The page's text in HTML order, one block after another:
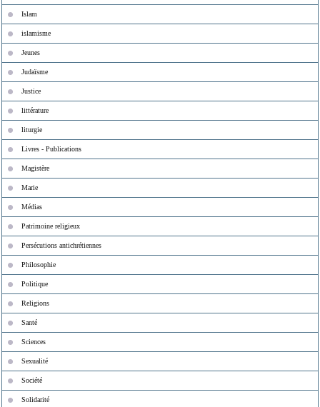
Islam
islamisme
Jeunes
Judaïsme
Justice
littérature
liturgie
Livres - Publications
Magistère
Marie
Médias
Patrimoine religieux
Persécutions antichrétiennes
Philosophie
Politique
Religions
Santé
Sciences
Sexualité
Société
Solidarité